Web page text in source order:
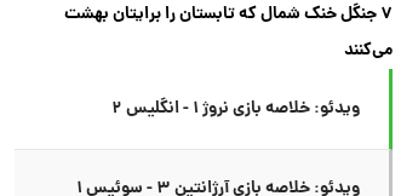
۷ جنگل خنک شمال که تابستان را برایتان بهشت
می‌کنند
ویدئو: خلاصه بازی نروژ ۱ - انگلیس ۲
ویدئو: خلاصه بازی آرژانتین ۳ - سوئیس ۱